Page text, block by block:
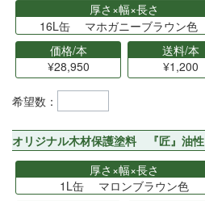
厚さ×幅×長さ
16L缶 マホガニーブラウン色
価格/本
¥28,950
送料/本
¥1,200
希望数：
オリジナル木材保護塗料 『匠』油性
厚さ×幅×長さ
1L缶 マロンブラウン色